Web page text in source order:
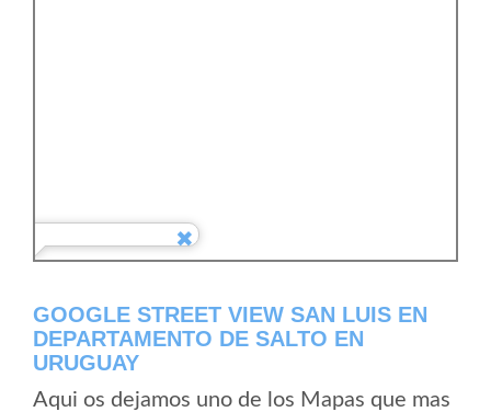
GOOGLE STREET VIEW SAN LUIS EN
DEPARTAMENTO DE SALTO EN
URUGUAY
Aqui os dejamos uno de los Mapas que mas